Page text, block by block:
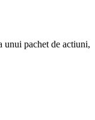
unui pachet de actiuni,